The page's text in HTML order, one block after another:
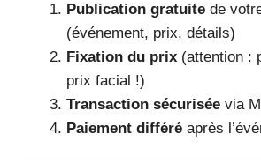
Publication gratuite de
(événement, prix, détails)
Fixation du prix (attention :
prix facial !)
Transaction sécurisée via
Paiement différé après